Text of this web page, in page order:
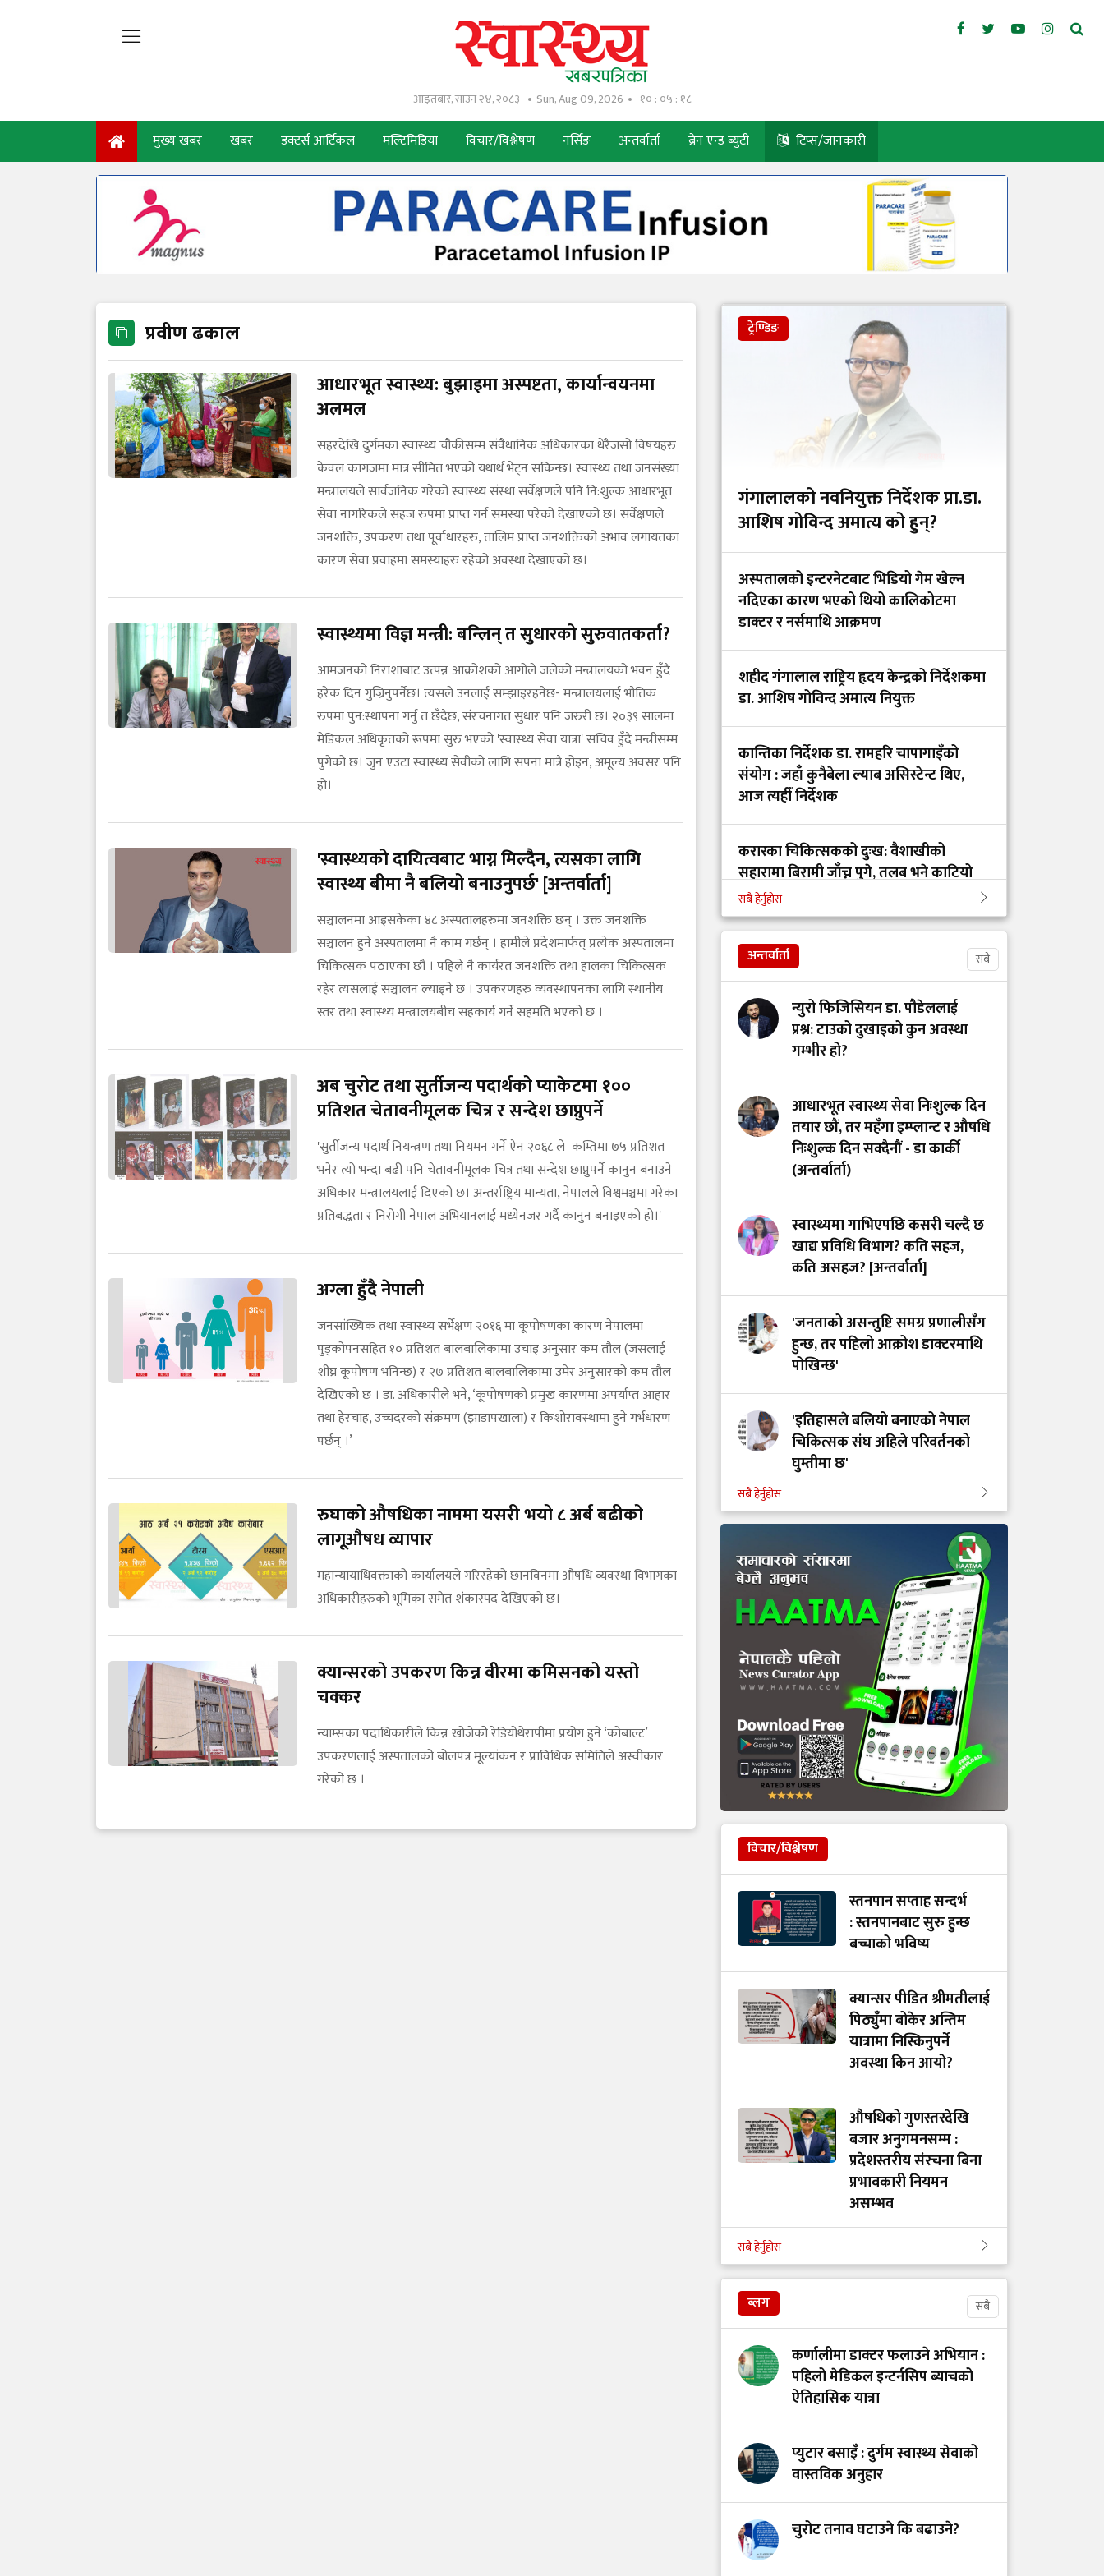
आइतबार, साउन २४, २०८३ Sun, Aug 09, 2026 १० : ०५ : १९
मुख्य खबर खबर डक्टर्स आर्टिकल मल्टिमिडिया विचार/विश्लेषण नर्सिङ अन्तर्वार्ता ब्रेन एन्ड ब्युटी टिप्स/जानकारी
प्रवीण ढकाल
आधारभूत स्वास्थ्य: बुझाइमा अस्पष्टता, कार्यान्वयनमा
अलमल
सहरदेखि दुर्गमका स्वास्थ्य चौकीसम्म संवैधानिक अधिकारका धेरैजसो विषयहरु
केवल कागजमा मात्र सीमित भएको यथार्थ भेट्न सकिन्छ। स्वास्थ्य तथा जनसंख्या
मन्त्रालयले सार्वजनिक गरेको स्वास्थ्य संस्था सर्वेक्षणले पनि नि:शुल्क आधारभूत
सेवा नागरिकले सहज रुपमा प्राप्त गर्न समस्या परेको देखाएको छ। सर्वेक्षणले
जनशक्ति, उपकरण तथा पूर्वाधारहरु, तालिम प्राप्त जनशक्तिको अभाव लगायतका
कारण सेवा प्रवाहमा समस्याहरु रहेको अवस्था देखाएको छ।
स्वास्थ्यमा विज्ञ मन्त्री: बन्लिन् त सुधारको सुरुवातकर्ता?
आमजनको निराशाबाट उत्पन्न आक्रोशको आगोले जलेको मन्त्रालयको भवन हुँदै
हरेक दिन गुज्रिनुपर्नेछ। त्यसले उनलाई सम्झाइरहनेछ- मन्त्रालयलाई भौतिक
रुपमा पुन:स्थापना गर्नु त छँदैछ, संरचनागत सुधार पनि जरुरी छ। २०३९ सालमा
मेडिकल अधिकृतको रूपमा सुरु भएको 'स्वास्थ्य सेवा यात्रा' सचिव हुँदै मन्त्रीसम्म
पुगेको छ। जुन एउटा स्वास्थ्य सेवीको लागि सपना मात्रै होइन, अमूल्य अवसर पनि
हो।
'स्वास्थ्यको दायित्वबाट भाग्न मिल्दैन, त्यसका लागि
स्वास्थ्य बीमा नै बलियो बनाउनुपर्छ' [अन्तर्वार्ता]
सञ्चालनमा आइसकेका ४८ अस्पतालहरुमा जनशक्ति छन् । उक्त जनशक्ति
सञ्चालन हुने अस्पतालमा नै काम गर्छन् । हामीले प्रदेशमार्फत् प्रत्येक अस्पतालमा
चिकित्सक पठाएका छौं । पहिले नै कार्यरत जनशक्ति तथा हालका चिकित्सक
रहेर त्यसलाई सञ्चालन ल्याइने छ । उपकरणहरु व्यवस्थापनका लागि स्थानीय
स्तर तथा स्वास्थ्य मन्त्रालयबीच सहकार्य गर्ने सहमति भएको छ ।
अब चुरोट तथा सुर्तीजन्य पदार्थको प्याकेटमा १००
प्रतिशत चेतावनीमूलक चित्र र सन्देश छाप्नुपर्ने
'सुर्तीजन्य पदार्थ नियन्त्रण तथा नियमन गर्ने ऐन २०६८ ले कम्तिमा ७५ प्रतिशत
भनेर त्यो भन्दा बढी पनि चेतावनीमूलक चित्र तथा सन्देश छाप्नुपर्ने कानुन बनाउने
अधिकार मन्त्रालयलाई दिएको छ। अन्तर्राष्ट्रिय मान्यता, नेपालले विश्वमञ्चमा गरेका
प्रतिबद्धता र निरोगी नेपाल अभियानलाई मध्येनजर गर्दै कानुन बनाइएको हो।'
अग्ला हुँदै नेपाली
जनसांख्यिक तथा स्वास्थ्य सर्भेक्षण २०१६ मा कूपोषणका कारण नेपालमा
पुड्कोपनसहित १० प्रतिशत बालबालिकामा उचाइ अनुसार कम तौल (जसलाई
शीघ्र कूपोषण भनिन्छ) र २७ प्रतिशत बालबालिकामा उमेर अनुसारको कम तौल
देखिएको छ । डा. अधिकारीले भने, ‘कूपोषणको प्रमुख कारणमा अपर्याप्त आहार
तथा हेरचाह, उच्चदरको संक्रमण (झाडापखाला) र किशोरावस्थामा हुने गर्भधारण
पर्छन् ।’
रुघाको औषधिका नाममा यसरी भयो ८ अर्ब बढीको
लागूऔषध व्यापार
महान्यायाधिवक्ताको कार्यालयले गरिरहेको छानविनमा औषधि व्यवस्था विभागका
अधिकारीहरुको भूमिका समेत शंकास्पद देखिएको छ।
क्यान्सरको उपकरण किन्न वीरमा कमिसनको यस्तो
चक्कर
न्याम्सका पदाधिकारीले किन्न खोजेकोे रेडियोथेरापीमा प्रयोग हुने ‘कोबाल्ट’
उपकरणलाई अस्पतालको बोलपत्र मूल्यांकन र प्राविधिक समितिले अस्वीकार
गरेको छ ।
ट्रेण्डिङ
गंगालालको नवनियुक्त निर्देशक प्रा.डा.
आशिष गोविन्द अमात्य को हुन्?
अस्पतालको इन्टरनेटबाट भिडियो गेम खेल्न
नदिएका कारण भएको थियो कालिकोटमा
डाक्टर र नर्समाथि आक्रमण
शहीद गंगालाल राष्ट्रिय हृदय केन्द्रको निर्देशकमा
डा. आशिष गोविन्द अमात्य नियुक्त
कान्तिका निर्देशक डा. रामहरि चापागाइँको
संयोग : जहाँ कुनैबेला ल्याब असिस्टेन्ट थिए,
आज त्यहीँ निर्देशक
करारका चिकित्सकको दुःख: वैशाखीको
सहारामा बिरामी जाँच्न पुगे, तलब भने काटियो
कान्ति अस्पतालको निर्देशकमा डा. रामहरी
चापागाईं
सबै हेर्नुहोस
अन्तर्वार्ता सबै
न्युरो फिजिसियन डा. पौडेललाई
प्रश्न: टाउको दुखाइको कुन अवस्था
गम्भीर हो?
आधारभूत स्वास्थ्य सेवा निःशुल्क दिन
तयार छौं, तर महँगा इम्प्लान्ट र औषधि
निःशुल्क दिन सक्दैनौं - डा कार्की
(अन्तर्वार्ता)
स्वास्थ्यमा गाभिएपछि कसरी चल्दै छ
खाद्य प्रविधि विभाग? कति सहज,
कति असहज? [अन्तर्वार्ता]
'जनताको असन्तुष्टि समग्र प्रणालीसँग
हुन्छ, तर पहिलो आक्रोश डाक्टरमाथि
पोखिन्छ'
'इतिहासले बलियो बनाएको नेपाल
चिकित्सक संघ अहिले परिवर्तनको
घुम्तीमा छ'
‘टिम मंगल' चुनावी समूह मात्र थिएन,
मेडिकल मुभमेन्ट हो : डा. मंगल रावल
'हरेक टाउको दुखाइ ब्रेन ट्युमर होइन,
यी लक्षणहरू देखिए हुनसक्छ जोखिम'
डा. अमात्यलाई प्रश्न– धेरै हेडफोन वा
इयरफोनको प्रयोगले कानमा असर
गर्छ ?
सबै हेर्नुहोस
विचार/विश्लेषण
स्तनपान सप्ताह सन्दर्भ
: स्तनपानबाट सुरु हुन्छ
बच्चाको भविष्य
क्यान्सर पीडित श्रीमतीलाई
पिठ्युँमा बोकेर अन्तिम
यात्रामा निस्किनुपर्ने
अवस्था किन आयो?
औषधिको गुणस्तरदेखि
बजार अनुगमनसम्म :
प्रदेशस्तरीय संरचना बिना
प्रभावकारी नियमन
असम्भव
गोरखाका विकट
विद्यालयमा मुटु रोगको
खोजी: समयमै रोग पत्ता
लाग्दा बच्न थाल्यो
बालबालिकाको जीवन
सेवा, संघर्ष र सम्मानको
पर्खाइमा नर्स
खाद्य स्वच्छता र गुणस्तर
नियमन: मन्त्रालय परिवर्तन
कि प्रणालीमा सुधार?
सबै हेर्नुहोस
ब्लग सबै
कर्णालीमा डाक्टर फलाउने अभियान :
पहिलो मेडिकल इन्टर्नसिप ब्याचको
ऐतिहासिक यात्रा
प्युटार बसाइँ : दुर्गम स्वास्थ्य सेवाको
वास्तविक अनुहार
चुरोट तनाव घटाउने कि बढाउने?